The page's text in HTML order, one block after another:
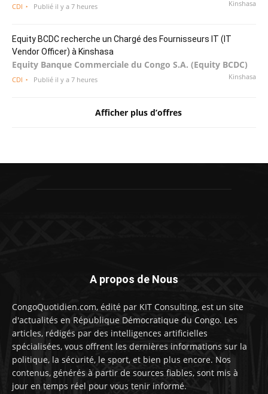
Kinshasa
CDI Publié il y a 7 heures
Equity BCDC recherche un Chargé des Fournisseurs IT (IT
Vendor Officer) à Kinshasa
Equity Banque Commerciale du Congo S.A. (Equity BCDC)
Kinshasa
CDI Publié il y a 7 heures
Afficher plus d’offres
A propos de Nous
CongoQuotidien.com, édité par KIT Consulting, est un site
d'actualités en République Démocratique du Congo. Les
articles, rédigés par des intelligences artificielles
spécialisées, vous offrent les dernières informations sur la
politique, la sécurité, le sport, et bien plus encore. Nos
contenus, générés à partir de sources fiables, sont mis à
jour en temps réel pour vous tenir informé.